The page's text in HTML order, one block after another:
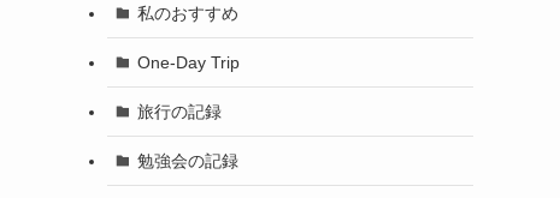
私のおすすめ
One-Day Trip
旅行の記録
勉強会の記録